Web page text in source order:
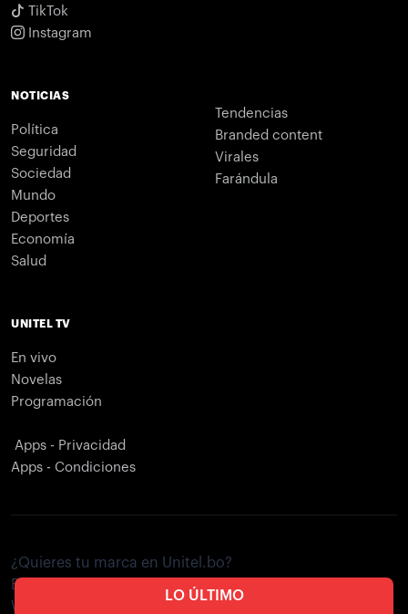
LO ÚLTIMO
TikTok
Instagram
NOTICIAS
Política
Seguridad
Sociedad
Mundo
Deportes
Economía
Salud
Tendencias
Branded content
Virales
Farándula
UNITEL TV
En vivo
Novelas
Programación
Apps - Privacidad
Apps - Condiciones
¿Quieres tu marca en Unitel.bo?
Envíe un correo electrónico a
Whatsapp: